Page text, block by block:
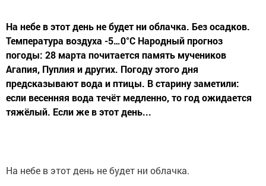
На небе в этот день не будет ни облачка. Без осадков.
Температура воздуха -5…0°C Народный прогноз
погоды: 28 марта почитается память мучеников
Агапия, Пуплия и других. Погоду этого дня
предсказывают вода и птицы. В старину заметили:
если весенняя вода течёт медленно, то год ожидается
тяжёлый. Если же в этот день...
На небе в этот день не будет ни облачка.